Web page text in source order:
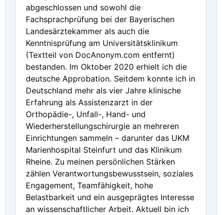
abgeschlossen und sowohl die
Fachsprachprüfung bei der Bayerischen
Landesärztekammer als auch die
Kenntnisprüfung am Universitätsklinikum
(Textteil von DocAnonym.com entfernt)
bestanden. Im Oktober 2020 erhielt ich die
deutsche Approbation. Seitdem konnte ich in
Deutschland mehr als vier Jahre klinische
Erfahrung als Assistenzarzt in der
Orthopädie-, Unfall-, Hand- und
Wiederherstellungschirurgie an mehreren
Einrichtungen sammeln – darunter das UKM
Marienhospital Steinfurt und das Klinikum
Rheine. Zu meinen persönlichen Stärken
zählen Verantwortungsbewusstsein, soziales
Engagement, Teamfähigkeit, hohe
Belastbarkeit und ein ausgeprägtes Interesse
an wissenschaftlicher Arbeit. Aktuell bin ich